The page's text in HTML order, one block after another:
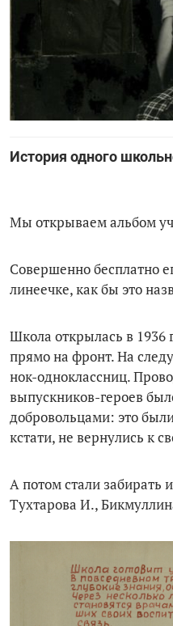
История одного
Мы открываем альбом
Совершенно бесплатно
линеечке, как бы это
Школа открылась в 1936
прямо на фронт. На
нок-одноклассниц.
выпускников-героев
добро­вольцами: это
кстати, не вернулись к
А потом стали забирать
Тухтарова И.,